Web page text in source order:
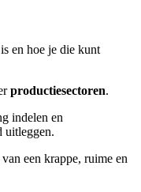
is en hoe je die kunt
productiesectoren.
indelen en
uitleggen.
een krappe, ruime en